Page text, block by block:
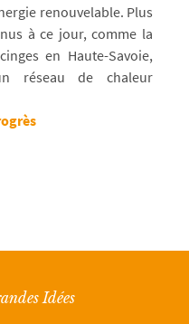
renouvelable. Plus
à ce jour, comme la
en Haute-Savoie,
réseau de chaleur
Idées